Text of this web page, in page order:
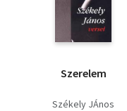
Szerelem
Székely JÁnos